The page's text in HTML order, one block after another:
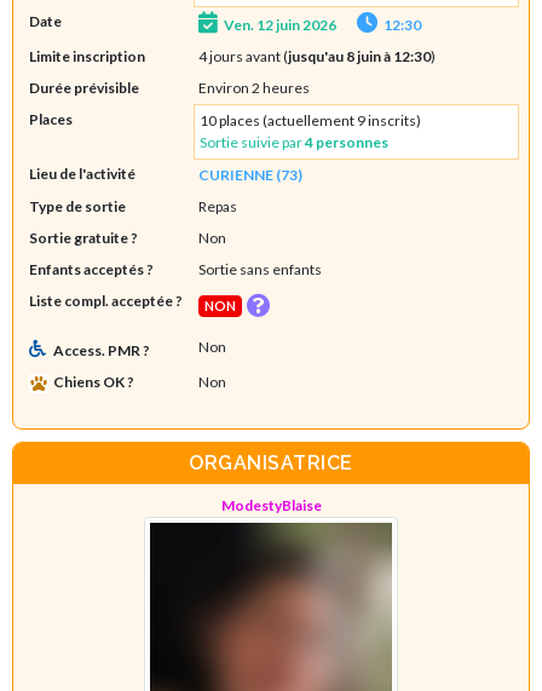
Date
Ven. 12 juin 2026
12:30
Limite inscription
4 jours avant (jusqu'au 8 juin à 12:30)
Durée prévisible
Environ 2 heures
Places
10 places (actuellement 9 inscrits)
Sortie suivie par4 personnes
Lieu de l'activité
CURIENNE (73)
Type de sortie
Repas
Sortie gratuite ?
Non
Enfants acceptés ?
Sortie sans enfants
Liste compl. acceptée ?
NON
Access. PMR ?
Non
Chiens OK ?
Non
ORGANISATRICE
ModestyBlaise